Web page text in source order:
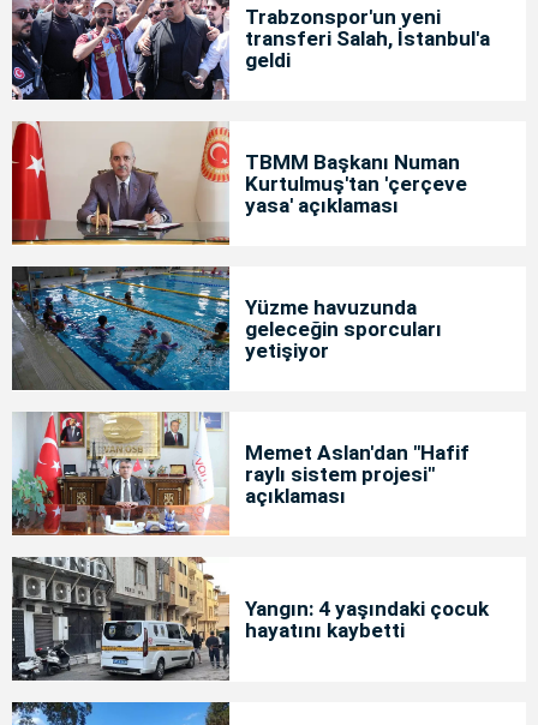
Trabzonspor'un yeni
transferi Salah, İstanbul'a
geldi
TBMM Başkanı Numan
Kurtulmuş'tan 'çerçeve
yasa' açıklaması
Yüzme havuzunda
geleceğin sporcuları
yetişiyor
Memet Aslan'dan "Hafif
raylı sistem projesi"
açıklaması
Yangın: 4 yaşındaki çocuk
hayatını kaybetti